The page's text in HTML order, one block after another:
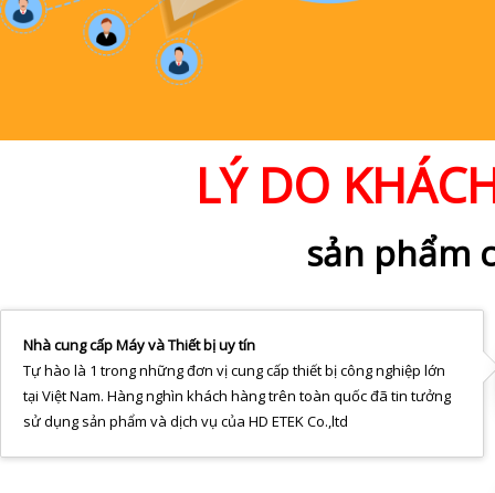
LÝ DO
sản phẩm
Nhà cung cấp Máy và Thiết bị uy tín
Tự hào là 1 trong những đơn vị cung cấp thiết bị công nghiệp lớn
tại Việt Nam. Hàng nghìn khách hàng trên toàn quốc đã tin tưởng
sử dụng sản phẩm và dịch vụ của HD ETEK Co.,ltd